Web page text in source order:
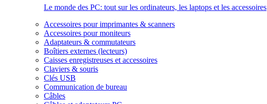
Le monde des PC: tout sur les ordinateurs, les laptops et les accessoires
Accessoires pour imprimantes & scanners
Accessoires pour moniteurs
Adaptateurs & commutateurs
Boîtiers externes (lecteurs)
Caisses enregistreuses et accessoires
Claviers & souris
Clés USB
Communication de bureau
Câbles